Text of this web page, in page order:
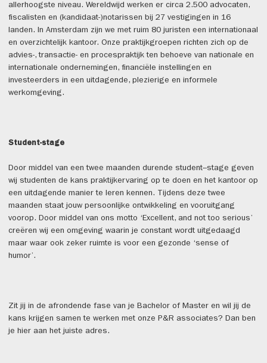
allerhoogste niveau. Wereldwijd werken er circa 2.500 advocaten,
fiscalisten en (kandidaat-)notarissen bij 27 vestigingen in 16
landen. In Amsterdam zijn we met ruim 80 juristen een internationaal
en overzichtelijk kantoor. Onze praktijkgroepen richten zich op de
advies-, transactie- en procespraktijk ten behoeve van nationale en
internationale ondernemingen, financiële instellingen en
investeerders in een uitdagende, plezierige en informele
werkomgeving.
Student-stage
Door middel van een twee maanden durende student–stage geven
wij studenten de kans praktijkervaring op te doen en het kantoor op
een uitdagende manier te leren kennen. Tijdens deze twee
maanden staat jouw persoonlijke ontwikkeling en vooruitgang
voorop. Door middel van ons motto ‘Excellent, and not too serious’
creëren wij een omgeving waarin je constant wordt uitgedaagd
maar waar ook zeker ruimte is voor een gezonde ‘sense of
humor’.
Zit jij in de afrondende fase van je Bachelor of Master en wil jij de
kans krijgen samen te werken met onze P&R associates? Dan ben
je hier aan het juiste adres.